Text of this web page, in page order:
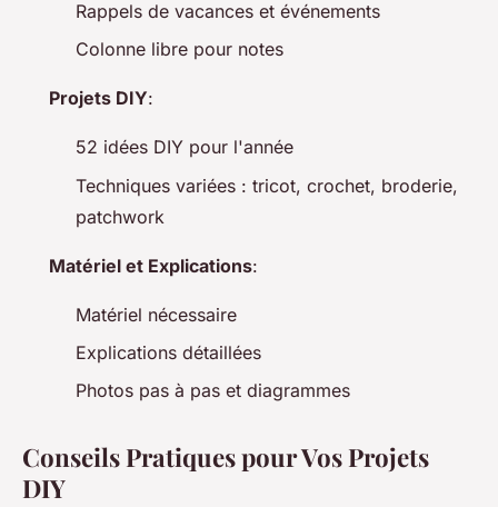
Rappels de vacances et événements
Colonne libre pour notes
Projets DIY:
52 idées DIY pour l'année
Techniques variées : tricot, crochet, broderie,
patchwork
Matériel et Explications:
Matériel nécessaire
Explications détaillées
Photos pas à pas et diagrammes
Conseils Pratiques pour Vos Projets
DIY